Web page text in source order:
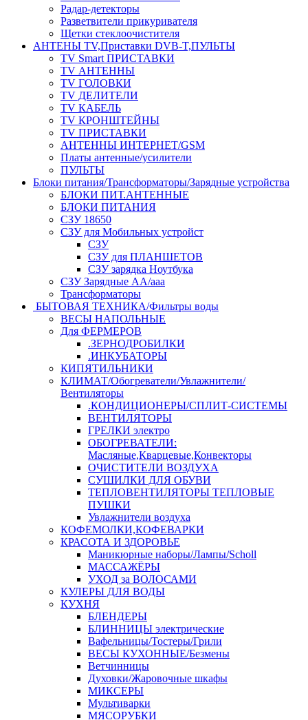
Радар-детекторы
Разветвители прикуривателя
Щетки стеклоочистителя
АНТЕНЫ ТV,Приставки DVB-T,ПУЛЬТЫ
TV Smart ПРИСТАВКИ
TV АНТЕННЫ
TV ГОЛОВКИ
TV ДЕЛИТЕЛИ
TV КАБЕЛЬ
TV КРОНШТЕЙНЫ
TV ПРИСТАВКИ
АНТЕННЫ ИНТЕРНЕТ/GSM
Платы антенные/усилители
ПУЛЬТЫ
Блоки питания/Трансформаторы/Зарядные устройства
БЛОКИ ПИТ.АНТЕННЫЕ
БЛОКИ ПИТАНИЯ
СЗУ 18650
СЗУ для Мобильных устройст
СЗУ
СЗУ для ПЛАНШЕТОВ
СЗУ зарядка Ноутбука
СЗУ Зарядные АА/ааа
Трансформаторы
БЫТОВАЯ ТЕХНИКА/Фильтры воды
ВЕСЫ НАПОЛЬНЫЕ
Для ФЕРМЕРОВ
.ЗЕРНОДРОБИЛКИ
.ИНКУБАТОРЫ
КИПЯТИЛЬНИКИ
КЛИМАТ/Обогреватели/Увлажнители/
Вентиляторы
.КОНДИЦИОНЕРЫ/СПЛИТ-СИСТЕМЫ
ВЕНТИЛЯТОРЫ
ГРЕЛКИ электро
ОБОГРЕВАТЕЛИ:
Масляные,Кварцевые,Конвекторы
ОЧИСТИТЕЛИ ВОЗДУХА
СУШИЛКИ ДЛЯ ОБУВИ
ТЕПЛОВЕНТИЛЯТОРЫ ТЕПЛОВЫЕ
ПУШКИ
Увлажнители воздуха
КОФЕМОЛКИ,КОФЕВАРКИ
КРАСОТА И ЗДОРОВЬЕ
Маникюрные наборы/Лампы/Scholl
МАССАЖЁРЫ
УХОД за ВОЛОСАМИ
КУЛЕРЫ ДЛЯ ВОДЫ
КУХНЯ
БЛЕНДЕРЫ
БЛИННИЦЫ электрические
Вафельницы/Тостеры/Грили
ВЕСЫ КУХОННЫЕ/Безмены
Ветчинницы
Духовки/Жаровочные шкафы
МИКСЕРЫ
Мультиварки
МЯСОРУБКИ